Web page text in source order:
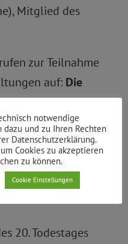
Mitglied des
zur Teilnahme
auf: Die
am Donnerstag,
und am
eine
ist jeweils der U-
Weitere
20. Todestages
notwendige
und zu Ihren Rechten
Datenschutzerklärung.
Cookies zu akzeptieren
zu können.
Cookie Einstellungen